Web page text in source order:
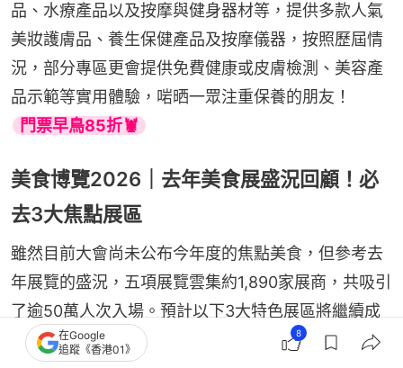
品、水療產品以及按摩與健身器材等，提供多款人氣
美妝護膚品、養生保健產品及按摩儀器，按照歷屆情
況，部分專區更會提供免費健康或皮膚檢測、美容產
品示範等實用體驗，啱晒一眾注重保養的朋友！
門票早鳥85折🦞
美食博覽2026｜去年美食展盛況回顧！必
去3大焦點展區
雖然目前大會尚未公布今年度的焦點美食，但參考去
年展覽的盛況，五項展覽雲集約1,890家展商，共吸引
了逾50萬人次入場。預計以下3大特色展區將繼續成
為搶手目標：
在Google
追蹤《香港01》
8